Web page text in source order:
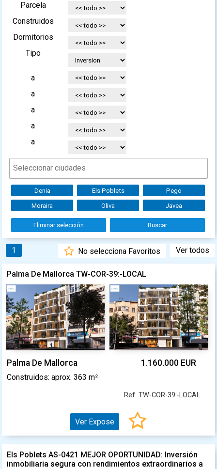
Parcela
Construidos
Dormitorios
Tipo
a
a
a
a
a
Denia Els Poblets Pego
Moraira Oliva Javea
Eliminar selección Buscar
1 Ver todos
No selecciona Favoritos
Palma De Mallorca TW-COR-39:-LOCAL
Palma De Mallorca 1.160.000 EUR
Construidos: aprox. 363 m²
Ref. TW-COR-39:-LOCAL
Ver Expose
Els Poblets AS-0421 MEJOR OPORTUNIDAD: Inversión
inmobiliaria segura con rendimientos extraordinarios a